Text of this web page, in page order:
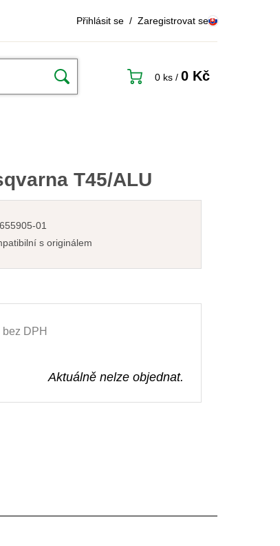
Přihlásit se / Zaregistrovat se
0 ks / 0 Kč
T45/ALU
01
s originálem
bez DPH
Aktuálně nelze objednat.